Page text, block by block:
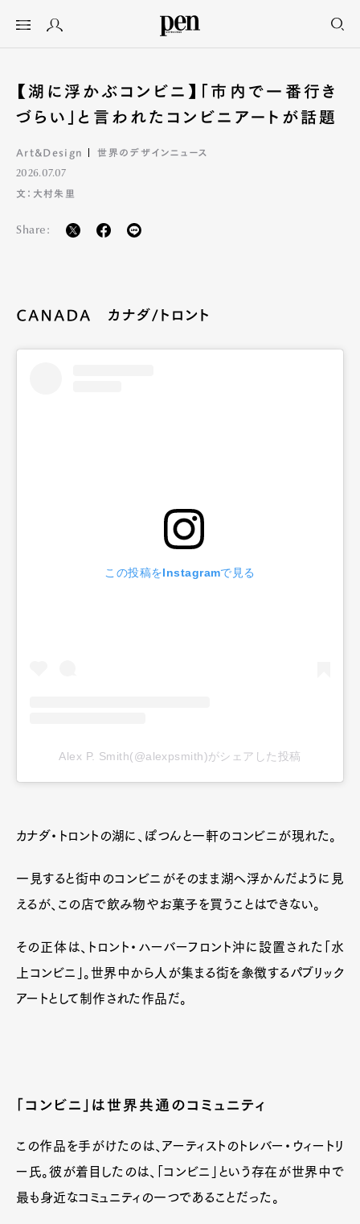
【湖に浮かぶコンビニ】「市内で一番行き
づらい」と言われたコンビニアートが話題
Art&Design 世界のデザインニュース
2026.07.07
文：大村朱里
Share:
CANADA カナダ/トロント
この投稿をInstagramで見る
Alex P. Smith(@alexpsmith)がシェアした投稿
カナダ・トロントの湖に、ぽつんと一軒のコンビニが現れた。
一見すると街中のコンビニがそのまま湖へ浮かんだように見
えるが、この店で飲み物やお菓子を買うことはできない。
その正体は、トロント・ハーバーフロント沖に設置された「水
上コンビニ」。世界中から人が集まる街を象徴するパブリック
アートとして制作された作品だ。
「コンビニ」は世界共通のコミュニティ
この作品を手がけたのは、アーティストのトレバー・ウィートリ
ー氏。彼が着目したのは、「コンビニ」という存在が世界中で
最も身近なコミュニティの一つであることだった。